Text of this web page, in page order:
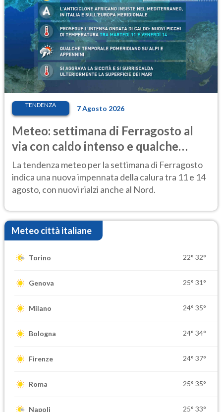
TENDENZA 7 Agosto 2026
Meteo: settimana di Ferragosto al
via con caldo intenso e qualche
temporale
La tendenza meteo per la settimana di Ferragosto
indica una nuova impennata della calura tra 11 e 14
agosto, con nuovi rialzi anche al Nord.
Meteo città italiane
Torino 22° 32°
Genova 25° 31°
Milano 24° 35°
Bologna 24° 34°
Firenze 24° 37°
Roma 25° 35°
Napoli 25° 33°